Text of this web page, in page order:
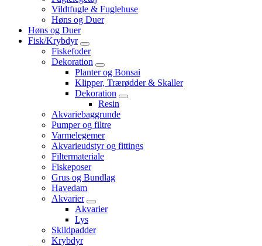
Vildtfugle & Fuglehuse
Høns og Duer
Høns og Duer
Fisk/Krybdyr
Fiskefoder
Dekoration
Planter og Bonsai
Klipper, Trærødder & Skaller
Dekoration
Resin
Akvariebaggrunde
Pumper og filtre
Varmelegemer
Akvarieudstyr og fittings
Filtermateriale
Fiskeposer
Grus og Bundlag
Havedam
Akvarier
Akvarier
Lys
Skildpadder
Krybdyr